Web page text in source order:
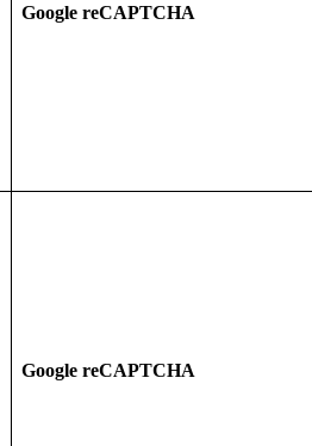
Google reCAPTCHA
Google reCAPTCHA